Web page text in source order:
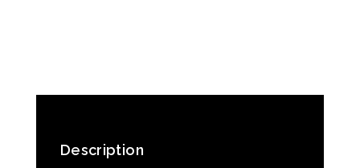
Description